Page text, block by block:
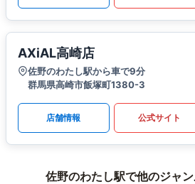
AXiAL高崎店
佐野のわたし駅から車で9分
群馬県高崎市飯塚町1380-3
店舗情報 公式サイト
佐野のわたし駅で他のジャ